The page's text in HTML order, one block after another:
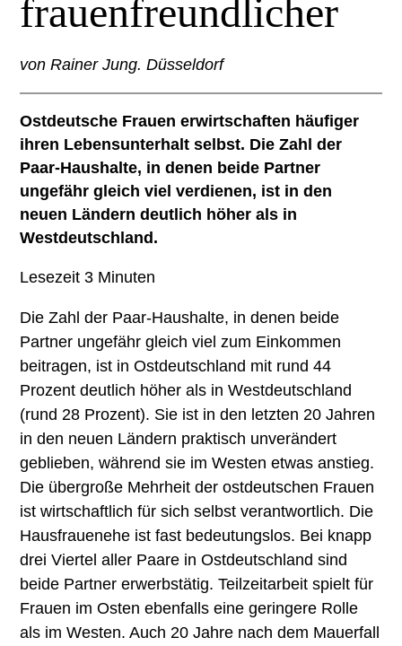
frauenfreundlicher
von Rainer Jung. Düsseldorf
Ostdeutsche Frauen erwirtschaften häufiger
ihren Lebensunterhalt selbst. Die Zahl der
Paar-Haushalte, in denen beide Partner
ungefähr gleich viel verdienen, ist in den
neuen Ländern deutlich höher als in
Westdeutschland.
Lesezeit 3 Minuten
Die Zahl der Paar-Haushalte, in denen beide
Partner ungefähr gleich viel zum Einkommen
beitragen, ist in Ostdeutschland mit rund 44
Prozent deutlich höher als in Westdeutschland
(rund 28 Prozent). Sie ist in den letzten 20 Jahren
in den neuen Ländern praktisch unverändert
geblieben, während sie im Westen etwas anstieg.
Die übergroße Mehrheit der ostdeutschen Frauen
ist wirtschaftlich für sich selbst verantwortlich. Die
Hausfrauenehe ist fast bedeutungslos. Bei knapp
drei Viertel aller Paare in Ostdeutschland sind
beide Partner erwerbstätig. Teilzeitarbeit spielt für
Frauen im Osten ebenfalls eine geringere Rolle
als im Westen. Auch 20 Jahre nach dem Mauerfall